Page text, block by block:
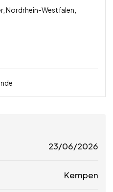
Nordrhein-Westfalen,
23/06/2026
Kempen